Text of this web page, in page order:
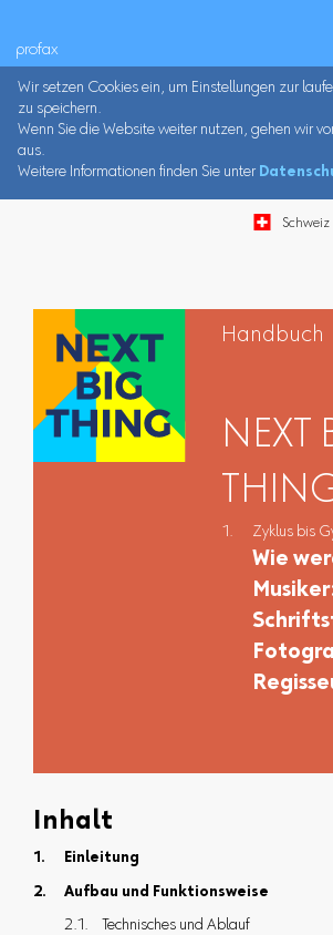
profax
Wir setzen Cookies ein, um Einstellungen zur
zu speichern.
Wenn Sie die Website weiter nutzen, gehen wir
aus.
Weitere Informationen finden Sie unter
Schweiz
Handbuch
NEXT
Zyklus bis
Wie
Inhalt
Einleitung
Aufbau und Funktionsweise
Technisches und Ablauf